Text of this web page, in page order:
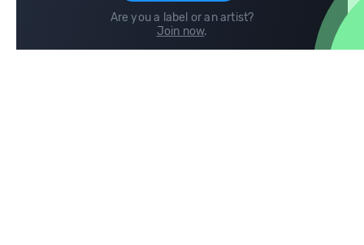
Are you a label or an artist?
Join now.